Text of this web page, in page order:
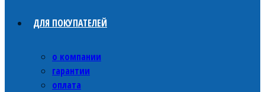
ДЛЯ ПОКУПАТЕЛЕЙ
о компании
гарантии
оплата